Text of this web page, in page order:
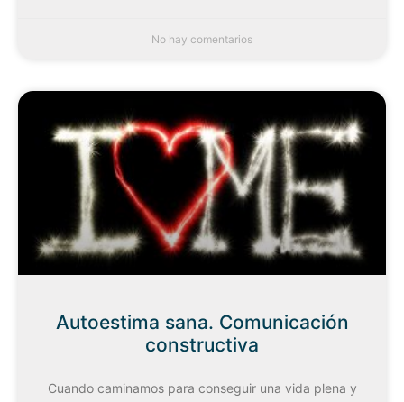
No hay comentarios
Autoestima sana. Comunicación
constructiva
Cuando caminamos para conseguir una vida plena y